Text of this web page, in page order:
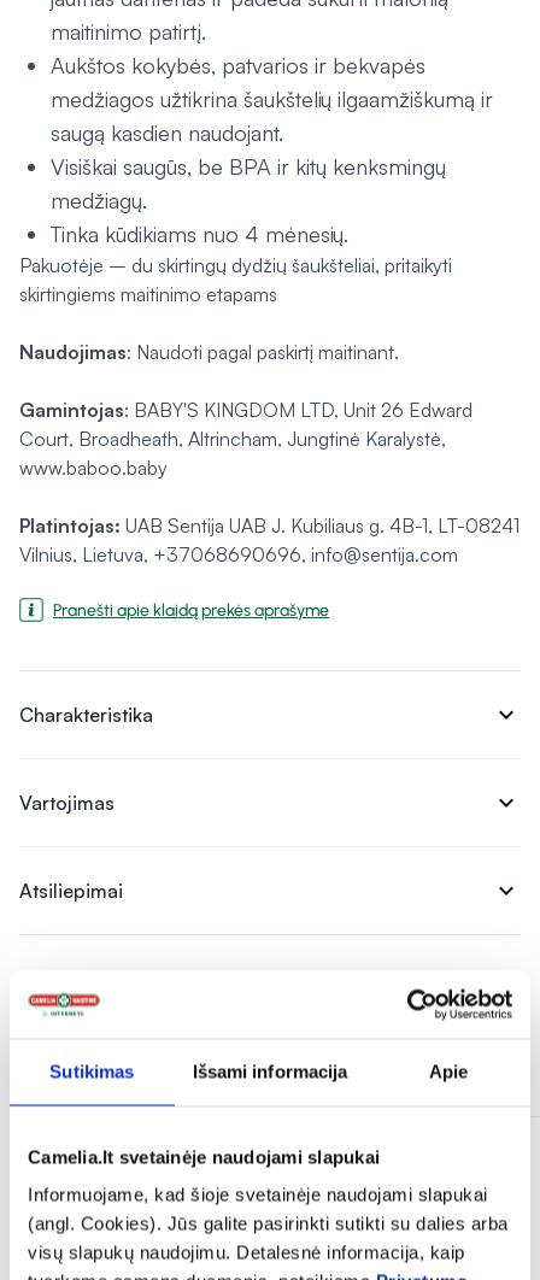
Sutikimas Išsami informacija Apie
Camelia.lt svetainėje naudojami slapukai
Informuojame, kad šioje svetainėje naudojami slapukai
(angl. Cookies). Jūs galite pasirinkti sutikti su dalies arba
visų slapukų naudojimu. Detalesnė informacija, kaip
maitinimo patirtį.
Aukštos kokybės, patvarios ir bekvapės
medžiagos užtikrina šaukštelių ilgaamžiškumą ir
saugą kasdien naudojant.
Visiškai saugūs, be BPA ir kitų kenksmingų
medžiagų.
Tinka kūdikiams nuo 4 mėnesių.
Pakuotėje – du skirtingų dydžių šaukšteliai, pritaikyti
skirtingiems maitinimo etapams
Naudojimas: Naudoti pagal paskirtį maitinant.
Gamintojas: BABY'S KINGDOM LTD, Unit 26 Edward
Court, Broadheath, Altrincham, Jungtinė Karalystė,
www.baboo.baby
Platintojas: UAB Sentija UAB J. Kubiliaus g. 4B-1, LT-08241
Vilnius, Lietuva, +37068690696, info@sentija.com
Pranešti apie klaidą prekės aprašyme
Charakteristika expand_more
Vartojimas expand_more
Atsiliepimai expand_more
Panašios prekės